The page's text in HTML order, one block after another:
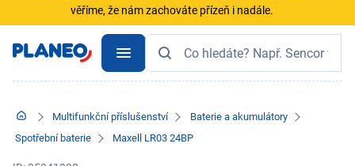
věříme, že nám zachováte přízeň i nadále.
Multifunkční příslušenství
Baterie a akumulátory
Spotřební baterie
Maxell LR03 24BP